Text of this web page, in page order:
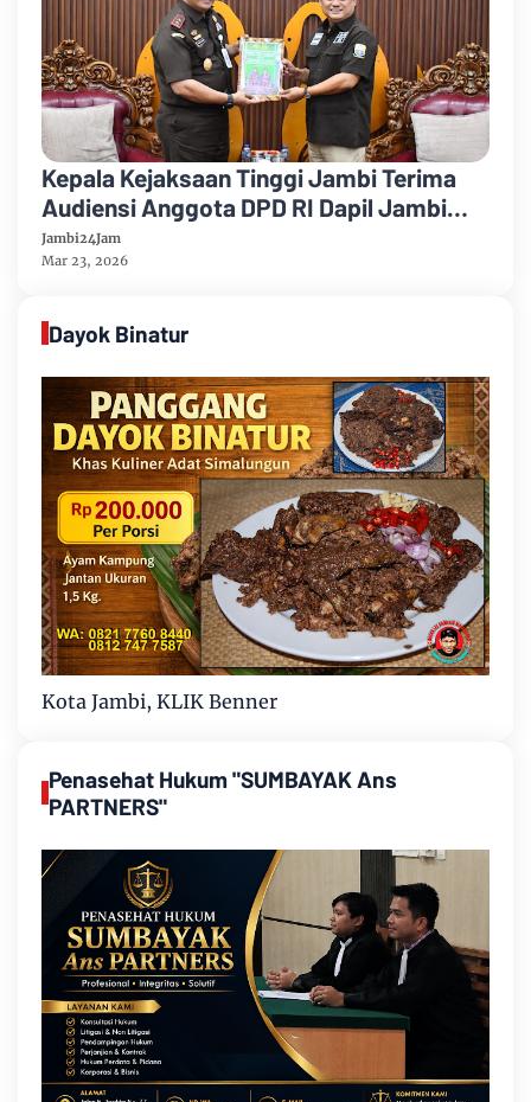
Kepala Kejaksaan Tinggi Jambi Terima
Audiensi Anggota DPD RI Dapil Jambi
Perkuat Sinergi Penegakan Hukum
Jambi24Jam
Mar 23, 2026
Dayok Binatur
Kota Jambi, KLIK Benner
Penasehat Hukum "SUMBAYAK Ans
PARTNERS"